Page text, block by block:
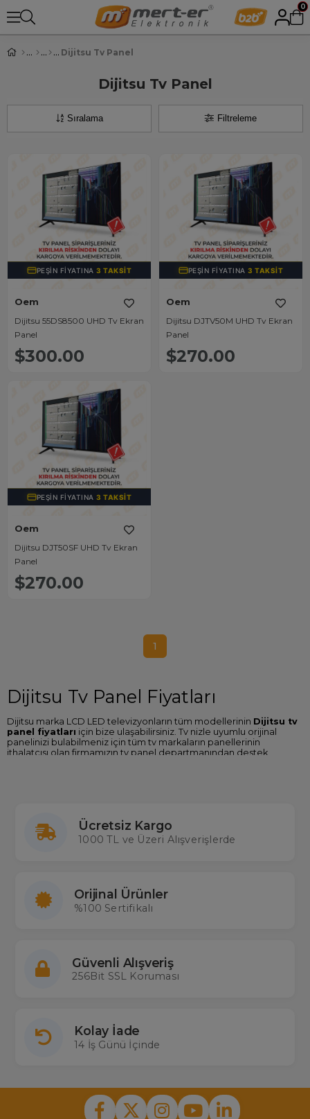
0
Dijitsu Tv Panel
Dijitsu Tv Panel
Filtreleme
Sıralama
PEŞIN FIYATINA3 TAKSIT
Oem
Dijitsu 55DS8500 UHD Tv Ekran
Panel
$300.00
PEŞIN FIYATINA3 TAKSIT
Oem
Dijitsu DJTV50M UHD Tv Ekran
Panel
$270.00
PEŞIN FIYATINA3 TAKSIT
Oem
Dijitsu DJT50SF UHD Tv Ekran
Panel
$270.00
1
Dijitsu Tv Panel Fiyatları
Dijitsu marka LCD LED televizyonların tüm modellerinin Dijitsu tv
panel fiyatları için bize ulaşabilirsiniz. Tv nizle uyumlu orijinal
panelinizi bulabilmeniz için tüm tv markaların panellerinin
ithalatçısı olan firmamızın tv panel departmanından destek
Elektronik güvenilir tercih. Diğer markalarda olduğu gibi
panel değişimi işleminde de deneyimli ekibimizle hizmet
vermeye devam etmekteyiz.
Ücretsiz Kargo
1000 TL ve Üzeri Alışverişlerde
Orijinal Ürünler
%100 Sertifikalı
Güvenli Alışveriş
256Bit SSL Koruması
Kolay İade
14 İş Günü İçinde